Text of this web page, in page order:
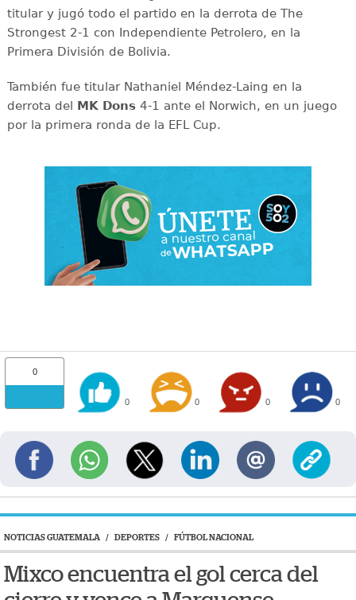
titular y jugó todo el partido en la derrota de The
Strongest 2-1 con Independiente Petrolero, en la
Primera División de Bolivia.
También fue titular Nathaniel Méndez-Laing en la
derrota del MK Dons4-1 ante el Norwich, en un juego
por la primera ronda de la EFL Cup.
0
0 0 0 0
NOTICIAS GUATEMALA / DEPORTES / FÚTBOL NACIONAL
Mixco encuentra el gol cerca del